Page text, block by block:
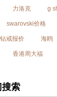
力洛克 g
swarovski价格
戒报价 海鸥
香港周大福
搜索